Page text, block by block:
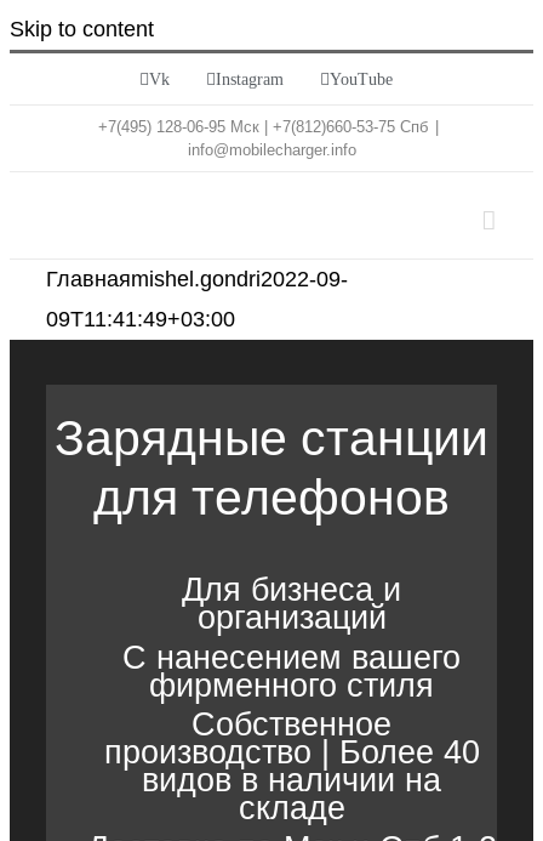
Skip to content
Vk Instagram YouTube
+7(495) 128-06-95 Мск | +7(812)660-53-75 Спб
info@mobilecharger.info
Главнаяmishel.gondri2022-09-
09T11:41:49+03:00
Зарядные станции
для телефонов
Для бизнеса и
организаций
С нанесением вашего
фирменного стиля
Собственное
производство | Более 40
видов в наличии на
складе